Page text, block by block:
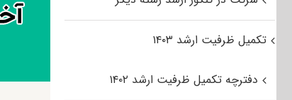
تکمیل ظرفیت ارشد ۱۴۰۳
دفترچه تکمیل ظرفیت ارشد ۱۴۰۲